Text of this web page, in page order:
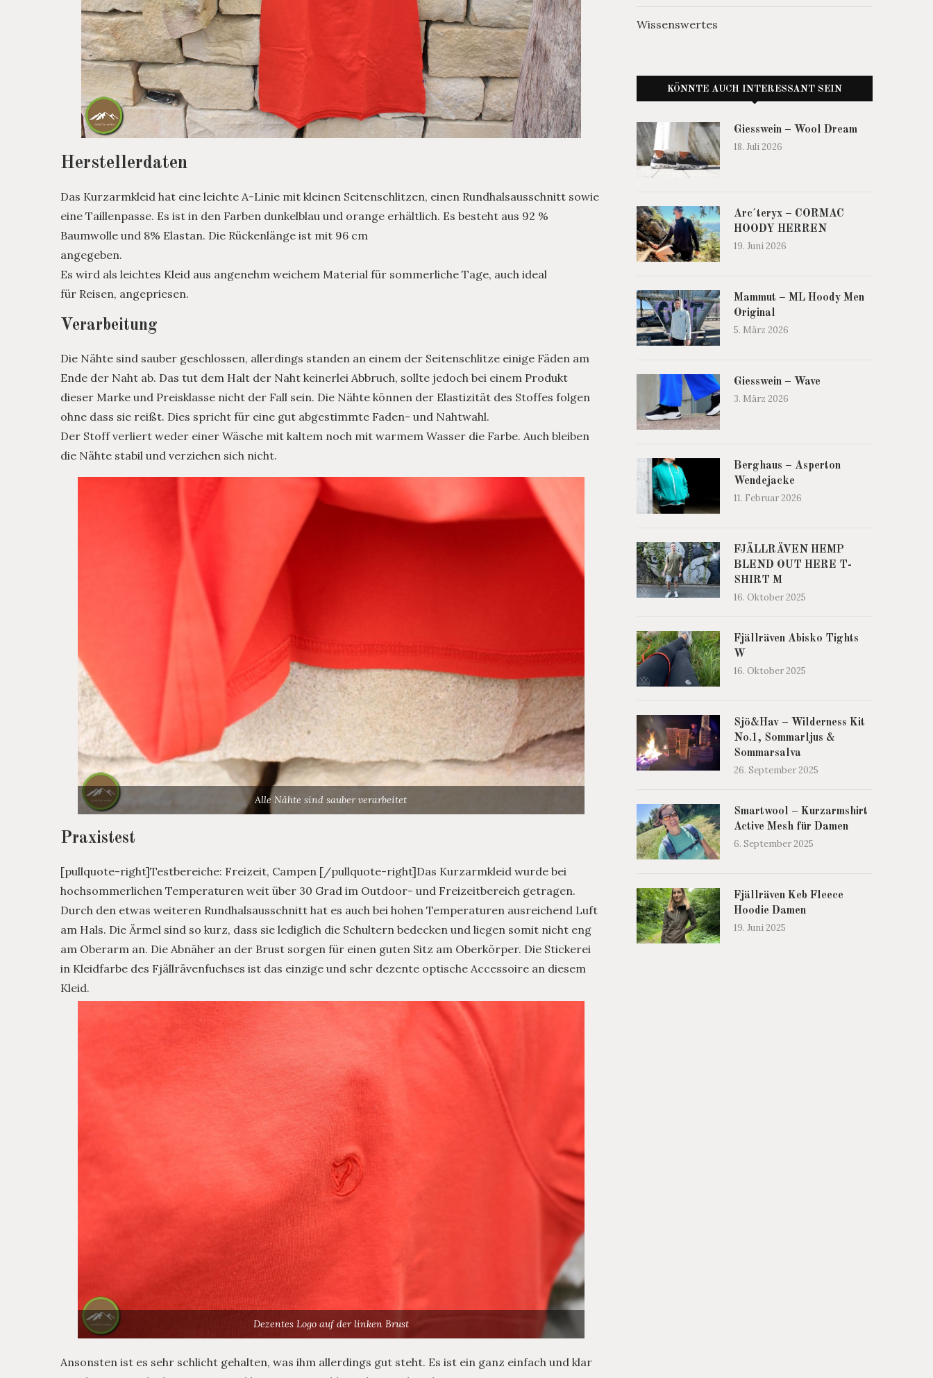
Herstellerdaten
Das Kurzarmkleid hat eine leichte A-Linie mit kleinen Seitenschlitzen, einen Rundhalsausschnitt sowie
eine Taillenpasse. Es ist in den Farben dunkelblau und orange erhältlich. Es besteht aus 92 %
Baumwolle und 8% Elastan. Die Rückenlänge ist mit 96 cm
angegeben.
Es wird als leichtes Kleid aus angenehm weichem Material für sommerliche Tage, auch ideal
für Reisen, angepriesen.
Verarbeitung
Die Nähte sind sauber geschlossen, allerdings standen an einem der Seitenschlitze einige Fäden am
Ende der Naht ab. Das tut dem Halt der Naht keinerlei Abbruch, sollte jedoch bei einem Produkt
dieser Marke und Preisklasse nicht der Fall sein. Die Nähte können der Elastizität des Stoffes folgen
ohne dass sie reißt. Dies spricht für eine gut abgestimmte Faden- und Nahtwahl.
Der Stoff verliert weder einer Wäsche mit kaltem noch mit warmem Wasser die Farbe. Auch bleiben
die Nähte stabil und verziehen sich nicht.
Alle Nähte sind sauber verarbeitet
Praxistest
[pullquote-right]Testbereiche: Freizeit, Campen [/pullquote-right]Das Kurzarmkleid wurde bei
hochsommerlichen Temperaturen weit über 30 Grad im Outdoor- und Freizeitbereich getragen.
Durch den etwas weiteren Rundhalsausschnitt hat es auch bei hohen Temperaturen ausreichend Luft
am Hals. Die Ärmel sind so kurz, dass sie lediglich die Schultern bedecken und liegen somit nicht eng
am Oberarm an. Die Abnäher an der Brust sorgen für einen guten Sitz am Oberkörper. Die Stickerei
in Kleidfarbe des Fjällrävenfuchses ist das einzige und sehr dezente optische Accessoire an diesem
Kleid.
Dezentes Logo auf der linken Brust
Ansonsten ist es sehr schlicht gehalten, was ihm allerdings gut steht. Es ist ein ganz einfach und klar
Wissenswertes
KÖNNTE AUCH INTERESSANT SEIN
Giesswein – Wool Dream
18. Juli 2026
Arc´teryx – CORMAC
HOODY HERREN
19. Juni 2026
Mammut – ML Hoody Men
Original
5. März 2026
Giesswein – Wave
3. März 2026
Berghaus – Asperton
Wendejacke
11. Februar 2026
FJÄLLRÄVEN HEMP
BLEND OUT HERE T-
SHIRT M
16. Oktober 2025
Fjällräven Abisko Tights
W
16. Oktober 2025
Sjö&Hav – Wilderness Kit
No.1, Sommarljus &
Sommarsalva
26. September 2025
Smartwool – Kurzarmshirt
Active Mesh für Damen
6. September 2025
Fjällräven Keb Fleece
Hoodie Damen
19. Juni 2025